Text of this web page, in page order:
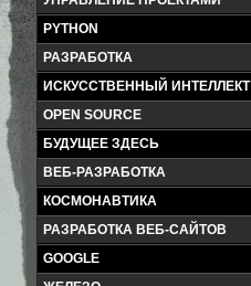
PYTHON
РАЗРАБОТКА
ИСКУССТВЕННЫЙ ИНТЕЛЛЕКТ
OPEN SOURCE
БУДУЩЕЕ ЗДЕСЬ
ВЕБ-РАЗРАБОТКА
КОСМОНАВТИКА
РАЗРАБОТКА ВЕБ-САЙТОВ
GOOGLE